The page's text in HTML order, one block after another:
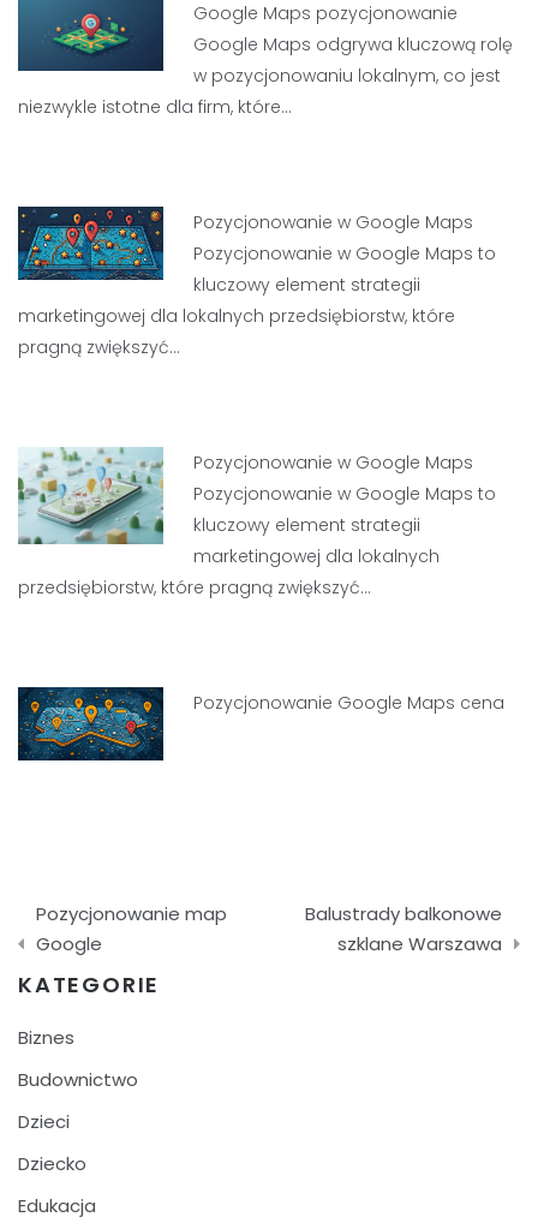
Google Maps pozycjonowanie
Google Maps odgrywa kluczową rolę
w pozycjonowaniu lokalnym, co jest
niezwykle istotne dla firm, które…
Pozycjonowanie w Google Maps
Pozycjonowanie w Google Maps to
kluczowy element strategii
marketingowej dla lokalnych przedsiębiorstw, które
pragną zwiększyć…
Pozycjonowanie w Google Maps
Pozycjonowanie w Google Maps to
kluczowy element strategii
marketingowej dla lokalnych
przedsiębiorstw, które pragną zwiększyć…
Pozycjonowanie Google Maps cena
Nawigacja
wpisu
Pozycjonowanie map
Google
Balustrady balkonowe
szklane Warszawa
KATEGORIE
Biznes
Budownictwo
Dzieci
Dziecko
Edukacja